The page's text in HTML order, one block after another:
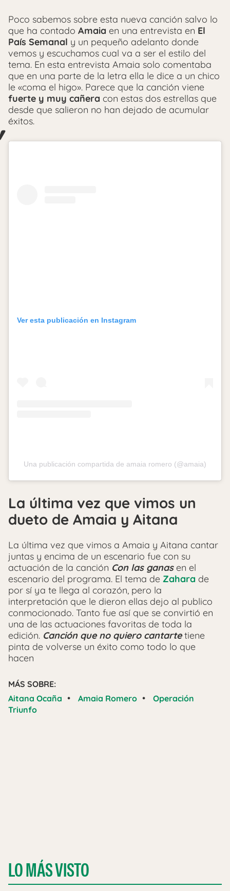
Poco sabemos sobre esta nueva canción salvo lo
que ha contado Amaia en una entrevista en El
País Semanal y un pequeño adelanto donde
vemos y escuchamos cual va a ser el estilo del
tema. En esta entrevista Amaia solo comentaba
que en una parte de la letra ella le dice a un chico
le «coma el higo». Parece que la canción viene
fuerte y muy cañera con estas dos estrellas que
desde que salieron no han dejado de acumular
éxitos.
Ver esta publicación en Instagram
Una publicación compartida de amaia romero (@amaia)
La última vez que vimos un
dueto de Amaia y Aitana
La última vez que vimos a Amaia y Aitana cantar
juntas y encima de un escenario fue con su
actuación de la canción Con las ganasen el
escenario del programa. El tema de Zahara de
por sí ya te llega al corazón, pero la
interpretación que le dieron ellas dejo al publico
conmocionado. Tanto fue así que se convirtió en
una de las actuaciones favoritas de toda la
edición. Canción que no quiero cantartetiene
pinta de volverse un éxito como todo lo que
hacen
MÁS SOBRE:
Aitana Ocaña • Amaia Romero •
Operación
Triunfo
LO MÁS VISTO